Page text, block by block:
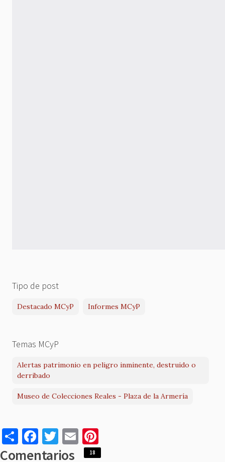
Tipo de post
Destacado MCyP Informes MCyP
Temas MCyP
Alertas patrimonio en peligro inminente, destruido o
derribado
Museo de Colecciones Reales - Plaza de la Armería
S
h
F
a
T
w
E
m nt
Comentarios 18